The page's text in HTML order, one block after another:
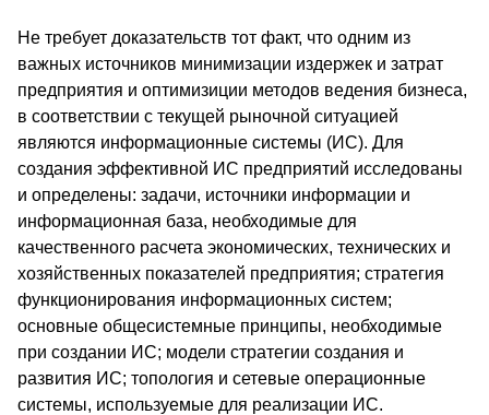
Не требует доказательств тот факт, что одним из
важных источников минимизации издержек и затрат
предприятия и оптимизиции методов ведения бизнеса,
в соответствии с текущей рыночной ситуацией
являются информационные системы (ИС). Для
создания эффективной ИС предприятий исследованы
и определены: задачи, источники информации и
информационная база, необходимые для
качественного расчета экономических, технических и
хозяйственных показателей предприятия; стратегия
функционирования информационных систем;
основные общесистемные принципы, необходимые
при создании ИС; модели стратегии создания и
развития ИС; топология и сетевые операционные
системы, используемые для реализации ИС.